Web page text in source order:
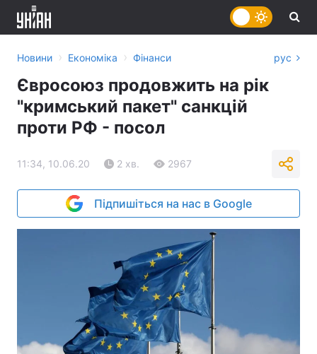
Новини › Економіка › Фінанси рус
Євросоюз продовжить на рік
"кримський пакет" санкцій
проти РФ - посол
11:34, 10.06.20 2 хв. 2967
Підпишіться на нас в Google